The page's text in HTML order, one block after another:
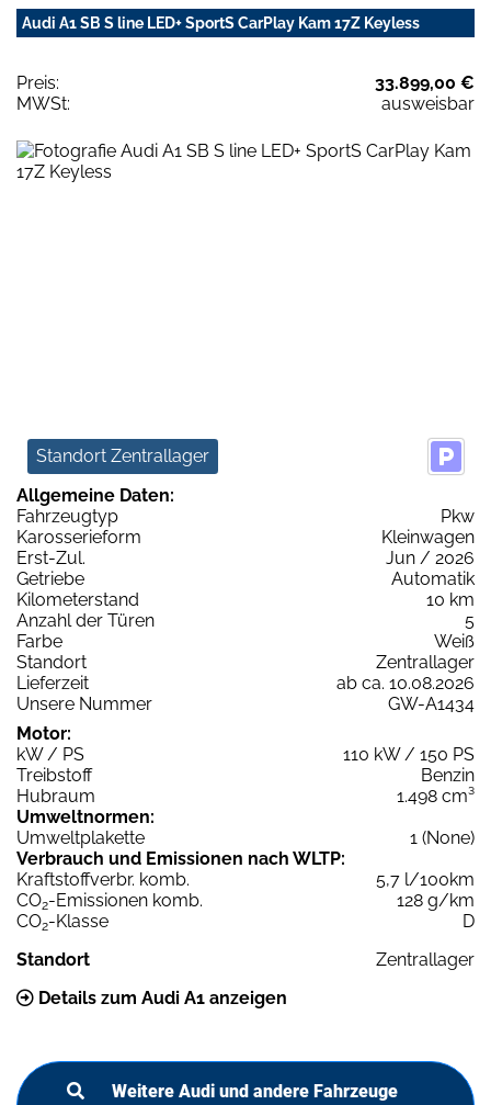
Audi A1 SB S line LED+ SportS CarPlay Kam 17Z Keyless
Preis:
33.899,00 €
MWSt:
ausweisbar
Standort Zentrallager
Allgemeine Daten:
Fahrzeugtyp
Pkw
Karosserieform
Kleinwagen
Erst-Zul.
Jun / 2026
Getriebe
Automatik
Kilometerstand
10 km
Anzahl der Türen
5
Farbe
Weiß
Standort
Zentrallager
Lieferzeit
ab ca. 10.08.2026
Unsere Nummer
GW-A1434
Motor:
kW / PS
110 kW / 150 PS
Treibstoff
Benzin
Hubraum
1.498 cm³
Umweltnormen:
Umweltplakette
1 (None)
Verbrauch und Emissionen nach WLTP:
Kraftstoffverbr. komb.
5,7 l/100km
CO2-Emissionen komb.
128 g/km
CO2-Klasse
D
Standort
Zentrallager
Details zum Audi A1 anzeigen
Weitere Audi und andere Fahrzeuge